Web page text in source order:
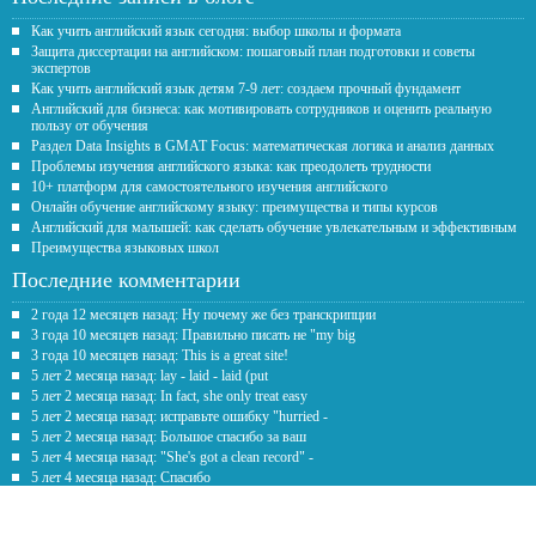
Как учить английский язык сегодня: выбор школы и формата
Защита диссертации на английском: пошаговый план подготовки и советы
экспертов
Как учить английский язык детям 7-9 лет: создаем прочный фундамент
Английский для бизнеса: как мотивировать сотрудников и оценить реальную
пользу от обучения
Раздел Data Insights в GMAT Focus: математическая логика и анализ данных
Проблемы изучения английского языка: как преодолеть трудности
10+ платформ для самостоятельного изучения английского
Онлайн обучение английскому языку: преимущества и типы курсов
Английский для малышей: как сделать обучение увлекательным и эффективным
Преимущества языковых школ
Последние комментарии
2 года 12 месяцев назад: Ну почему же без транскрипции
3 года 10 месяцев назад: Правильно писать не "my big
3 года 10 месяцев назад: This is a great site!
5 лет 2 месяца назад: lay - laid - laid (put
5 лет 2 месяца назад: In fact, she only treat easy
5 лет 2 месяца назад: исправьте ошибку "hurried -
5 лет 2 месяца назад: Большое спасибо за ваш
5 лет 4 месяца назад: "She's got a clean record" -
5 лет 4 месяца назад: Спасибо